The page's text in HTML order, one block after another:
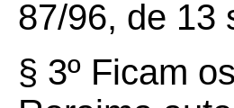
87/96, de 13
§ 3º Ficam